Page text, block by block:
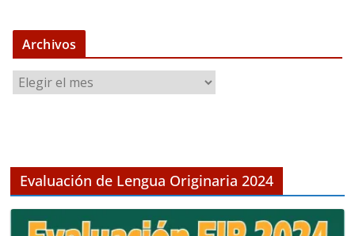
Archivos
r
o
Evaluación de Lengua Originaria 2024